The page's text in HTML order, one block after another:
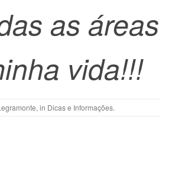
as áreas
vida!!!
, in Dicas e Informações.